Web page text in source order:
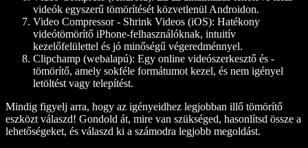
videók egyszerű tömörítését közvetlenül Androidon.
Video Compressor - Shrink Videos (iOS): Hatékony
videótömörítő iPhone-felhasználóknak, intuitív
kezelőfelülettel és jó minőségű végeredménnyel.
Clipchamp (webalapú): Egy online videószerkesztő és -
tömörítő, amely sokféle formátumot kezel, és nem igényel
letöltést vagy telepítést.
Mindig figyelj arra, hogy az igényeidhez legjobban illő tömörítő
eszközt válaszd! Gondold át, mire van szükséged, hasonlítsd össze a
lehetőségeket, és válaszd ki a számodra legjobb megoldást.